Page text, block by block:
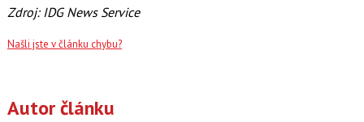
Zdroj: IDG News Service
Našli jste v článku chybu?
Autor článku